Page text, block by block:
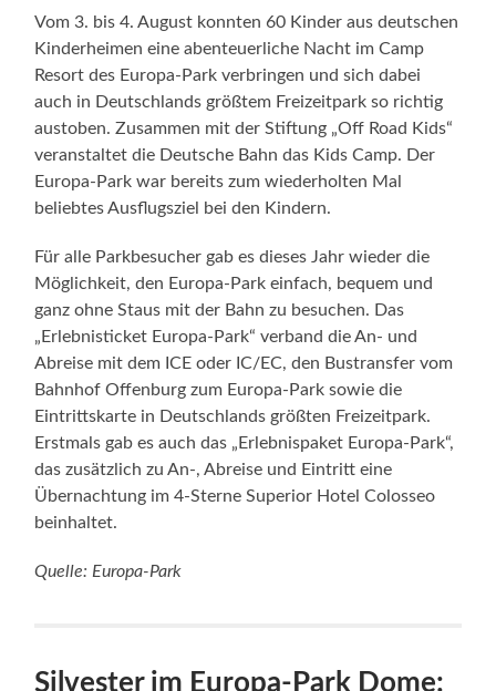
Für alle Parkbesucher gab es dieses Jahr wieder die
Möglichkeit, den Europa-Park einfach, bequem und
ganz ohne Staus mit der Bahn zu besuchen. Das
„Erlebnisticket Europa-Park“ verband die An- und
Abreise mit dem ICE oder IC/EC, den Bustransfer vom
Bahnhof Offenburg zum Europa-Park sowie die
Eintrittskarte in Deutschlands größten Freizeitpark.
Erstmals gab es auch das „Erlebnispaket Europa-Park“,
Übernachtung im 4-Sterne Superior Hotel Colosseo
beinhaltet.
Quelle: Europa-Park
Silvester im Europa-Park Dome:
Unvergesslicher Start ins neue
Jahr – Silvester im Europa-Park